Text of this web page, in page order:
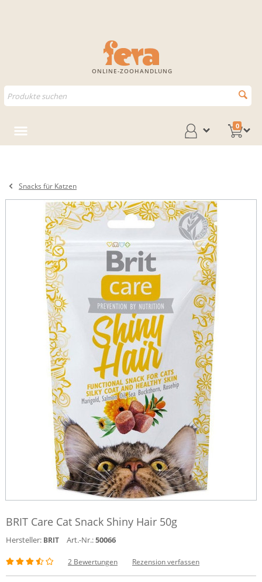
ONLINE-ZOOHANDLUNG
0
Snacks für Katzen
BRIT Care Cat Snack Shiny Hair 50g
Hersteller: BRIT Art.-Nr.:50066
2 Bewertungen Rezension verfassen